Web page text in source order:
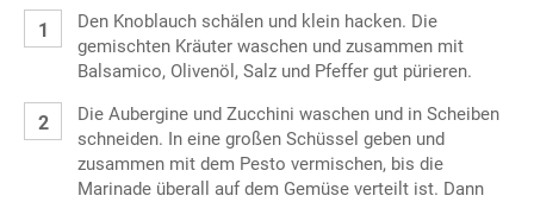
Den Knoblauch schälen und klein hacken. Die
gemischten Kräuter waschen und zusammen mit
Balsamico, Olivenöl, Salz und Pfeffer gut pürieren.
Die Aubergine und Zucchini waschen und in Scheiben
schneiden. In eine großen Schüssel geben und
zusammen mit dem Pesto vermischen, bis die
Marinade überall auf dem Gemüse verteilt ist. Dann